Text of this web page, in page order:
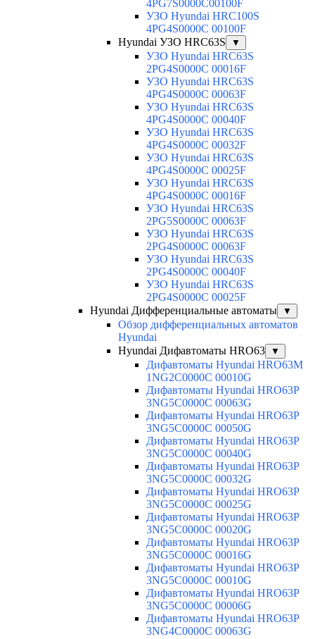
4PG7S0000C00100F
УЗО Hyundai HRC100S
4PG4S0000C 00100F
Hyundai УЗО HRC63S
▼
УЗО Hyundai HRC63S
2PG4S0000C 00016F
УЗО Hyundai HRC63S
4PG4S0000C 00063F
УЗО Hyundai HRC63S
4PG4S0000C 00040F
УЗО Hyundai HRC63S
4PG4S0000C 00032F
УЗО Hyundai HRC63S
4PG4S0000C 00025F
УЗО Hyundai HRC63S
4PG4S0000C 00016F
УЗО Hyundai HRC63S
2PG5S0000C 00063F
УЗО Hyundai HRC63S
2PG4S0000C 00063F
УЗО Hyundai HRC63S
2PG4S0000C 00040F
УЗО Hyundai HRC63S
2PG4S0000C 00025F
Hyundai Дифференциальные автоматы
▼
Обзор дифференциальных автоматов
Hyundai
Hyundai Дифавтоматы HRO63
▼
Дифавтоматы Hyundai HRO63M
1NG2C0000C 00010G
Дифавтоматы Hyundai HRO63P
3NG5C0000C 00063G
Дифавтоматы Hyundai HRO63P
3NG5C0000C 00050G
Дифавтоматы Hyundai HRO63P
3NG5C0000C 00040G
Дифавтоматы Hyundai HRO63P
3NG5C0000C 00032G
Дифавтоматы Hyundai HRO63P
3NG5C0000C 00025G
Дифавтоматы Hyundai HRO63P
3NG5C0000C 00020G
Дифавтоматы Hyundai HRO63P
3NG5C0000C 00016G
Дифавтоматы Hyundai HRO63P
3NG5C0000C 00010G
Дифавтоматы Hyundai HRO63P
3NG5C0000C 00006G
Дифавтоматы Hyundai HRO63P
3NG4C0000C 00063G